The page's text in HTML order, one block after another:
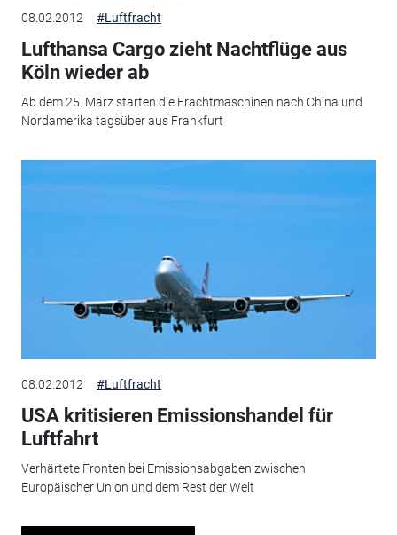
08.02.2012 #Luftfracht
Lufthansa Cargo zieht Nachtflüge aus
Köln wieder ab
Ab dem 25. März starten die Frachtmaschinen nach China und
Nordamerika tagsüber aus Frankfurt
08.02.2012 #Luftfracht
USA kritisieren Emissionshandel für
Luftfahrt
Verhärtete Fronten bei Emissionsabgaben zwischen
Europäischer Union und dem Rest der Welt